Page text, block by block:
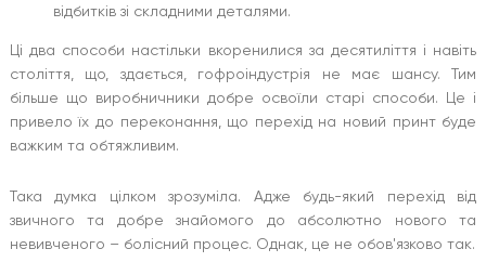
відбитків зі складними деталями.
Ці два способи настільки вкоренилися за десятиліття і навіть
століття, що, здається, гофроіндустрія не має шансу. Тим
більше що виробничники добре освоїли старі способи. Це і
привело їх до переконання, що перехід на новий принт буде
важким та обтяжливим.
Така думка цілком зрозуміла. Адже будь-який перехід від
звичного та добре знайомого до абсолютно нового та
невивченого – болісний процес. Однак, це не обов'язково так.